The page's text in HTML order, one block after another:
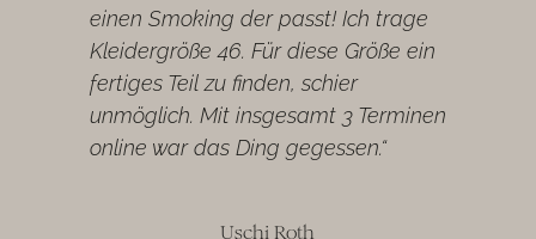
einen Smoking der passt! Ich trage
Kleidergröße 46. Für diese Größe ein
fertiges Teil zu finden, schier
unmöglich. Mit insgesamt 3 Terminen
online war das Ding gegessen.“
Uschi Roth